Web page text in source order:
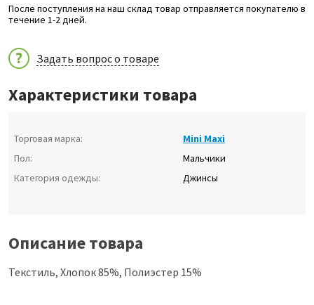
После поступления на наш склад товар отправляется покупателю в
течение 1-2 дней.
Задать вопрос о товаре
Характеристики товара
Торговая марка:
Mini Maxi
Пол:
Мальчики
Категория одежды:
Джинсы
Описание товара
Текстиль, Хлопок 85%, Полиэстер 15%